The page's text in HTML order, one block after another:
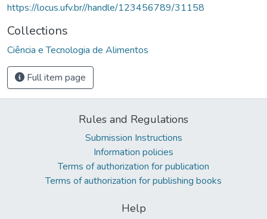
https://locus.ufv.br//handle/123456789/31158
Collections
Ciência e Tecnologia de Alimentos
Full item page
Rules and Regulations
Submission Instructions
Information policies
Terms of authorization for publication
Terms of authorization for publishing books
Help